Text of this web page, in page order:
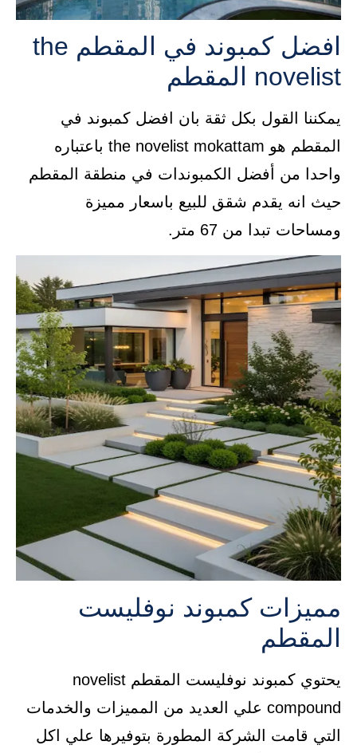
افضل كمبوند في المقطم the
novelist المقطم
يمكننا القول بكل ثقة بان افضل كمبوند في
المقطم هو the novelist mokattam باعتباره
واحدا من أفضل الكمبوندات في منطقة المقطم
حيث انه يقدم شقق للبيع باسعار مميزة
ومساحات تبدا من 67 متر.
مميزات كمبوند نوفليست
المقطم
يحتوي كمبوند نوفليست المقطم novelist
compound علي العديد من المميزات والخدمات
التي قامت الشركة المطورة بتوفيرها علي اكل